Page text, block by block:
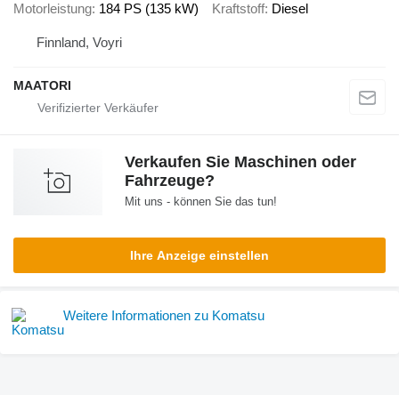
Motorleistung 184 PS (135 kW) Kraftstoff Diesel
Finnland, Voyri
MAATORI
Verkaufen Sie Maschinen oder
Fahrzeuge?
Mit uns - können Sie das tun!
Ihre Anzeige einstellen
Weitere Informationen zu Komatsu